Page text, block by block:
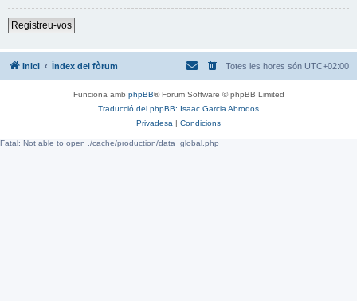
Registreu-vos
Inici Índex del fòrum Totes les hores són UTC+02:00
Funciona amb phpBB® Forum Software © phpBB Limited
Traducció del phpBB: Isaac Garcia Abrodos
Privadesa | Condicions
Fatal: Not able to open ./cache/production/data_global.php